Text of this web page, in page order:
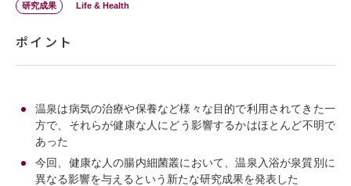
研究成果 Life & Health
ポイント
温泉は病気の治療や保養など様々な目的で利用されてきた一
方で、それらが健康な人にどう影響するかはほとんど不明で
あった
今回、健康な人の腸内細菌叢において、温泉入浴が泉質別に
異なる影響を与えるという新たな研究成果を発表した